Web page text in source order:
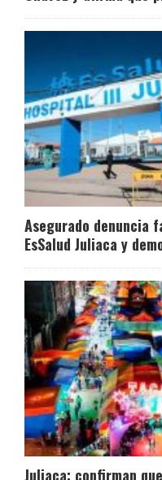
Asegurado denuncia
EsSalud Juliaca y
Juliaca: confirman